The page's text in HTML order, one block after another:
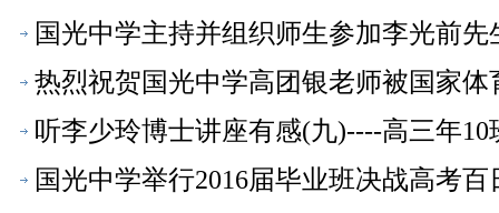
国光中学主持并组织师生参加李光前
热烈祝贺国光中学高团银老师被国家
听李少玲博士讲座有感(九)----高三年
国光中学举行2016届毕业班决战高考